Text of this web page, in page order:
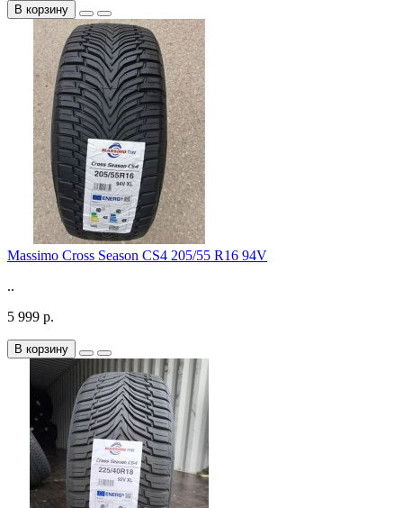
В корзину
Massimo Cross Season CS4 205/55 R16 94V
..
5 999 р.
В корзину